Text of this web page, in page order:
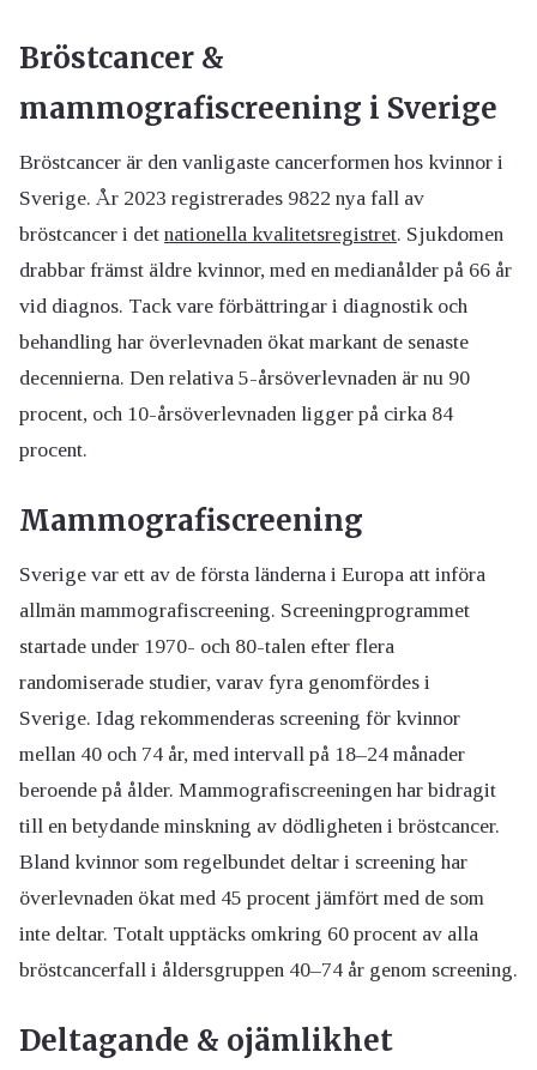
Bröstcancer &
mammografiscreening i Sverige
Bröstcancer är den vanligaste cancerformen hos kvinnor i
Sverige. År 2023 registrerades 9822 nya fall av
bröstcancer i det nationella kvalitetsregistret. Sjukdomen
drabbar främst äldre kvinnor, med en medianålder på 66 år
vid diagnos. Tack vare förbättringar i diagnostik och
behandling har överlevnaden ökat markant de senaste
decennierna. Den relativa 5-årsöverlevnaden är nu 90
procent, och 10-årsöverlevnaden ligger på cirka 84
procent.
Mammografiscreening
Sverige var ett av de första länderna i Europa att införa
allmän mammografiscreening. Screeningprogrammet
startade under 1970- och 80-talen efter flera
randomiserade studier, varav fyra genomfördes i
Sverige. Idag rekommenderas screening för kvinnor
mellan 40 och 74 år, med intervall på 18–24 månader
beroende på ålder. Mammografiscreeningen har bidragit
till en betydande minskning av dödligheten i bröstcancer.
Bland kvinnor som regelbundet deltar i screening har
överlevnaden ökat med 45 procent jämfört med de som
inte deltar. Totalt upptäcks omkring 60 procent av alla
bröstcancerfall i åldersgruppen 40–74 år genom screening.
Deltagande & ojämlikhet